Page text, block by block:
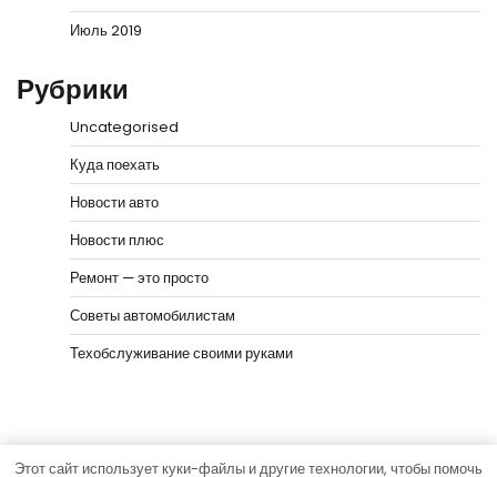
Июль 2019
Рубрики
Uncategorised
Куда поехать
Новости авто
Новости плюс
Ремонт — это просто
Советы автомобилистам
Техобслуживание своими руками
Этот сайт использует куки-файлы и другие технологии, чтобы помочь